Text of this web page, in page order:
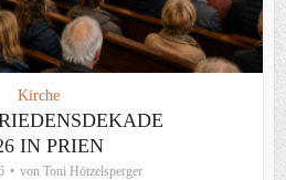
Kirche
IN PRIEN
von Toni Hötzelsperger